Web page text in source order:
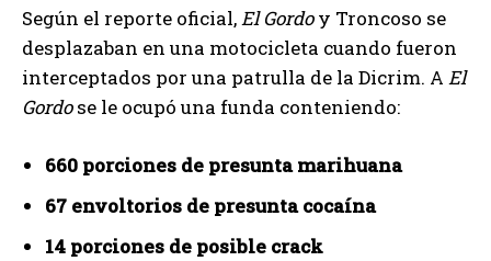
Según el reporte oficial,El Gordoy Troncoso se
desplazaban en una motocicleta cuando fueron
interceptados por una patrulla de la Dicrim. A El
Gordose le ocupó una funda conteniendo:
660 porciones de presunta marihuana
67 envoltorios de presunta cocaína
14 porciones de posible crack